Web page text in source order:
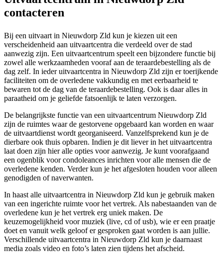
contacteren
Bij een uitvaart in Nieuwdorp Zld kun je kiezen uit een
verscheidenheid aan uitvaartcentra die verdeeld over de stad
aanwezig zijn. Een uitvaartcentrum speelt een bijzondere functie bij
zowel alle werkzaamheden vooraf aan de teraardebestelling als de
dag zelf. In ieder uitvaartcentra in Nieuwdorp Zld zijn er toerijkende
faciliteiten om de overledene vakkundig en met eerbaarheid te
bewaren tot de dag van de teraardebestelling. Ook is daar alles in
paraatheid om je geliefde fatsoenlijk te laten verzorgen.
De belangrijkste functie van een uitvaartcentrum Nieuwdorp Zld
zijn de ruimtes waar de gestorvene opgebaard kan worden en waar
de uitvaartdienst wordt georganiseerd. Vanzelfsprekend kun je de
dierbare ook thuis opbaren. Indien je dit liever in het uitvaartcentra
laat doen zijn hier alle opties voor aanwezig. Je kunt voorafgaand
een ogenblik voor condoleances inrichten voor alle mensen die de
overledene kenden. Verder kun je het afgesloten houden voor alleen
genodigden of naverwanten.
In haast alle uitvaartcentra in Nieuwdorp Zld kun je gebruik maken
van een ingerichte ruimte voor het vertrek. Als nabestaanden van de
overledene kun je het vertrek erg uniek maken. De
keuzemogelijkheid voor muziek (live, cd of usb), wie er een praatje
doet en vanuit welk geloof er gesproken gaat worden is aan jullie.
Verschillende uitvaartcentra in Nieuwdorp Zld kun je daarnaast
media zoals video en foto’s laten zien tijdens het afscheid.